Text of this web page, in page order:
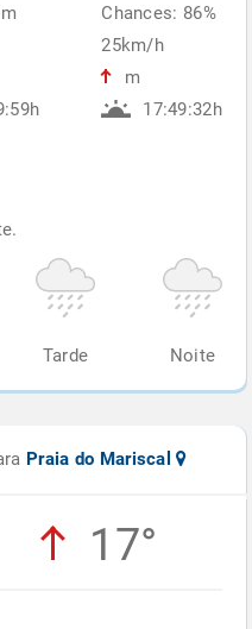
Chances: 86%
25km/h
m
17:49:32h
Tarde Noite
Praia do Mariscal
17°